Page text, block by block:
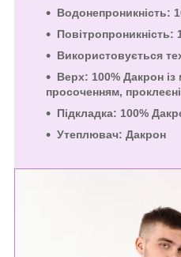
Водонепроникність:
Повітропроникність:
Використовується
Верх: 100% Дакрон
просоченням,
Підкладка: 100%
Утеплювач: Дакрон